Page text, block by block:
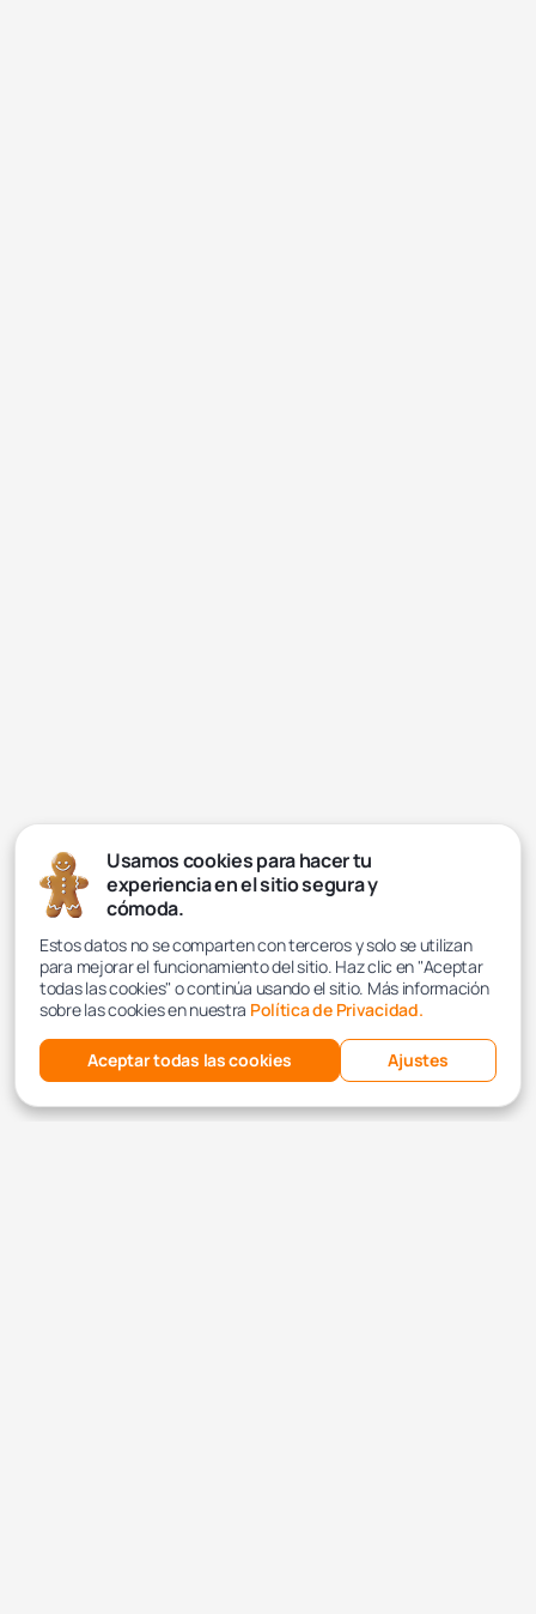
Usamos cookies para hacer tu
experiencia en el sitio segura y
cómoda.
Estos datos no se comparten con terceros y solo se utilizan
para mejorar el funcionamiento del sitio. Haz clic en "Aceptar
todas las cookies" o continúa usando el sitio. Más información
sobre las cookies en nuestra Política de Privacidad.
Aceptar todas las cookies Ajustes